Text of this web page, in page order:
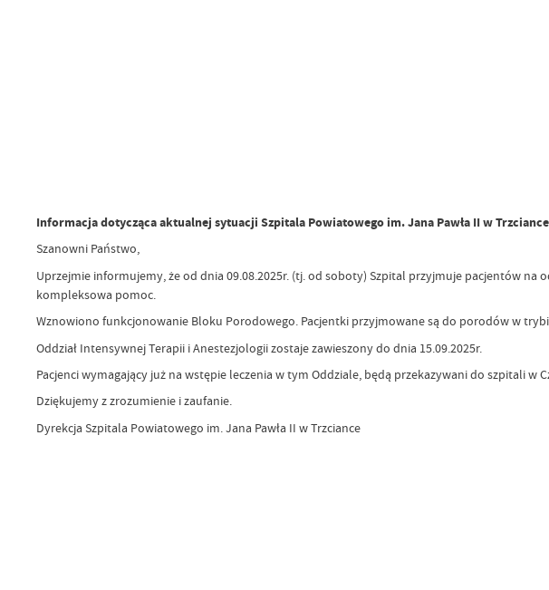
Informacja dotycząca aktualnej sytuacji Szpitala Powiatowego im. Jana Pawła II w Trzciance
Szanowni Państwo,
Uprzejmie informujemy, że od dnia 09.08.2025r. (tj. od soboty) Szpital przyjmuje pacjentów na
kompleksowa pomoc.
Wznowiono funkcjonowanie Bloku Porodowego. Pacjentki przyjmowane są do porodów w
Oddział Intensywnej Terapii i Anestezjologii zostaje zawieszony do dnia 15.09.2025r.
Pacjenci wymagający już na wstępie leczenia w tym Oddziale, będą przekazywani do szpitali
Dziękujemy z zrozumienie i zaufanie.
Dyrekcja Szpitala Powiatowego im. Jana Pawła II w Trzciance